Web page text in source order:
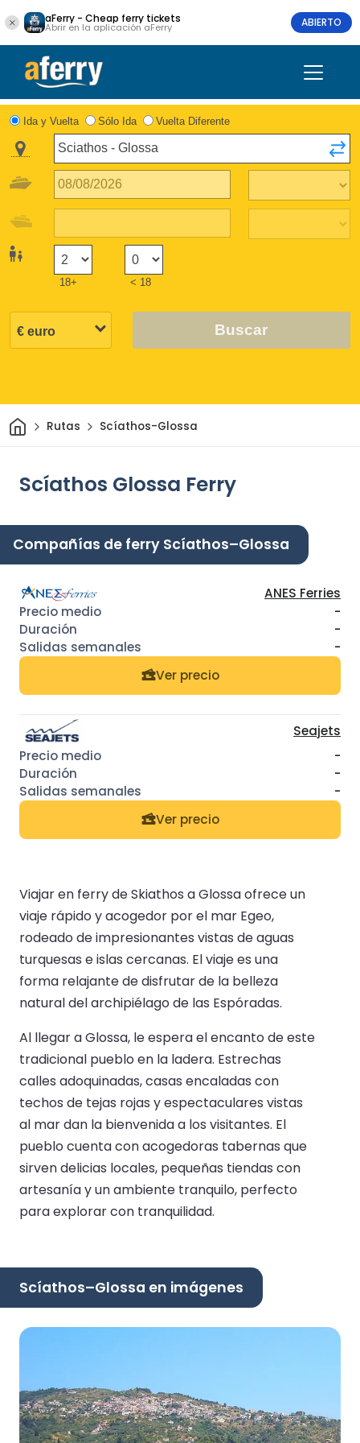
aFerry - Cheap ferry tickets
Abrir en la aplicación aFerry ABIERTO
Ida y Vuelta Sólo Ida Vuelta Diferente
18+ < 18
Buscar
InicioRutas Scíathos-Glossa
Scíathos Glossa Ferry
Compañías de ferry Scíathos–Glossa
ANES Ferries
-
-
-
Ver precio
Seajets
-
-
-
Ver precio
Viajar en ferry de Skiathos a Glossa ofrece un
viaje rápido y acogedor por el mar Egeo,
rodeado de impresionantes vistas de aguas
turquesas e islas cercanas. El viaje es una
forma relajante de disfrutar de la belleza
natural del archipiélago de las Espóradas.
Al llegar a Glossa, le espera el encanto de este
tradicional pueblo en la ladera. Estrechas
calles adoquinadas, casas encaladas con
techos de tejas rojas y espectaculares vistas
al mar dan la bienvenida a los visitantes. El
pueblo cuenta con acogedoras tabernas que
sirven delicias locales, pequeñas tiendas con
artesanía y un ambiente tranquilo, perfecto
para explorar con tranquilidad.
Scíathos–Glossa en imágenes